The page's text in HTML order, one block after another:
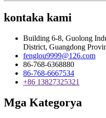
kontaka kami
Building 6-8, Guolong
District, Guangdong
fenglou9999@126.com
86-768-6368880
86-768-6667534
+86 13827325321
Mga Kategorya